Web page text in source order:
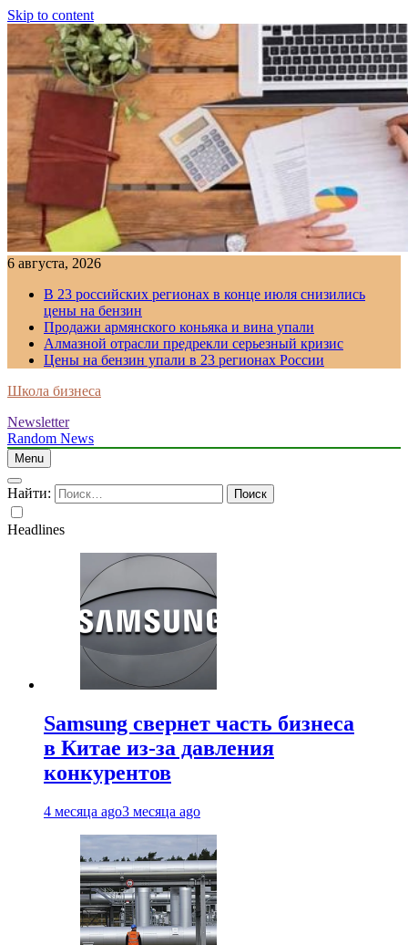
Skip to content
6 августа, 2026
В 23 российских регионах в конце июля снизились
цены на бензин
Продажи армянского коньяка и вина упали
Алмазной отрасли предрекли серьезный кризис
Цены на бензин упали в 23 регионах России
Школа бизнеса
Newsletter
Random News
Menu
Найти:
Headlines
Samsung свернет часть бизнеса
в Китае из-за давления
конкурентов
4 месяца ago3 месяца ago